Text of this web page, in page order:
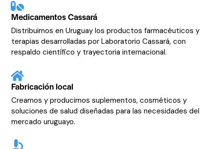
Medicamentos Cassará
Distribuimos en Uruguay los productos farmacéuticos y
terapias desarrolladas por Laboratorio Cassará, con
respaldo científico y trayectoria internacional.
Fabricación local
Creamos y producimos suplementos, cosméticos y
soluciones de salud diseñadas para las necesidades del
mercado uruguayo.